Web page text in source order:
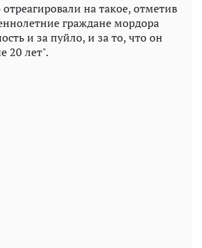
на такое, отметив
граждане мордора
и за пуйло, и за то, что он
20 лет".